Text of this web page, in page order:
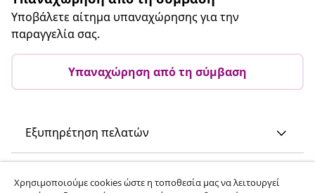
Υποβάλετε αίτημα υπαναχώρησης για την
παραγγελία σας.
Υπαναχώρηση από τη σύμβαση
Εξυπηρέτηση πελατών
Χρησιμοποιούμε cookies ώστε η τοποθεσία μας να λειτουργεί